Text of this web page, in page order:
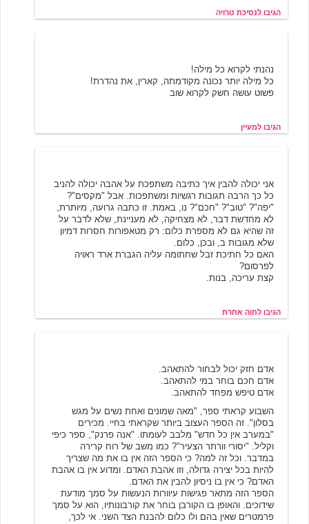
הגיבו לנסיכת טרויה
נהנתי לקרוא כל מילה!
כל מילה יותר נכונה מקודמתה, קארין, את נהדרת!
פשוט עושה חשק לקרוא שוב
הגיבו למעיין
אני יכולה להבין איך כתיבה משתפכת על אהבה יכולה להניב
כל כך הרבה תגובות רגשיות ומשתפכות. אבל "מקסים"?
"יפה"? "טוב"? "חכם"? נו, באמת. זו כתבה גרועה, מיותרת,
לא מחדשת דבר, לא מצחיקה, לא מעניינת, שלא לדבר על
זה שהיא גם לא מספרת כלום: רק מטאפורות חסרות דמיון
שלא מגובות ב, ובכן, כלום.
האם כל חתיכת זבל שחתומה עליה הגברת ארד ראויה
לפרסום?
קצת עריכה, בנות.
הגיבו לחוה אחרת
אדם חזק יכול לבחור להתאהב.
אדם חכם בוחר במי להתאהב.
אדם טיפש מפחד להתאהב.
השבוע קראתי ספר, "מאה שמונים ואחת נשים על מגש
בסלון". זה הספר העצוב ביותר שקראתי בחיי. מכירים
"במערב אין כל חדש" מלבב לעומתו. "אנה פרנק", ספר כיפי
וקליל. "יסורי וורתר הצעיר"? כמו משב של רוח קרירה
במדבר. וכל זה למה? כי הספר הזה אין בו את מה שצריך
להיות בכל יצירה גדולה, וזו אהבת האדם. ומדוע אין בו אהבת
האדם? כי אין בו ניסיון להבין את האדם.
הספר הזה מתאר פגישות עיוורות הנעשות על סמך מודעת
שידוכים. והאופן בו הקורבן בוחר את קורבונותיו, הוא על סמך
פרמטרים שאין בהם ולו כלום להבנת הצד השני. אי לכך,